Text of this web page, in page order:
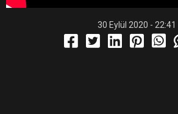
30 Eylül 2020 - 22:41